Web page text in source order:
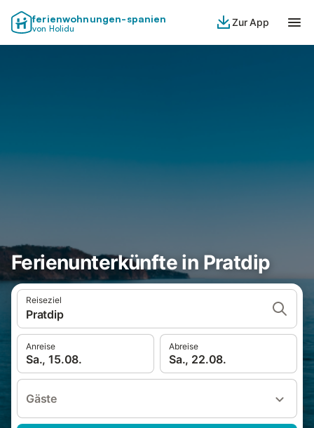
ferienwohnungen-spanien
von Holidu
Zur App
Ferienunterkünfte in Pratdip
Reiseziel
Pratdip
Anreise
Sa., 15.08.
Abreise
Sa., 22.08.
Gäste